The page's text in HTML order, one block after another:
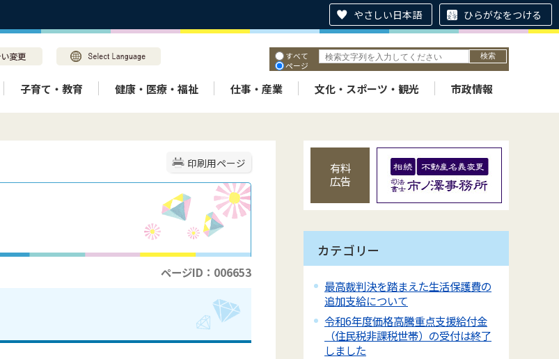
やさしい日本語 ひらがなをつける
すべて
ページ
子育て・教育 健康・医療・福祉 仕事・産業 文化・スポーツ・観光 市政情報
印刷用ページ
ページID：006653
有料
広告
カテゴリー
最高裁判決を踏まえた生活保護費の
追加支給について
令和6年度価格高騰重点支援給付金
（住民税非課税世帯）の受付は終了
しました